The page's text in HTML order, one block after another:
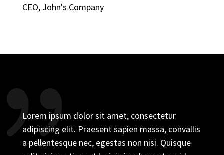
CEO, John's Company
Lorem ipsum dolor sit amet, consectetur
adipiscing elit. Praesent sapien massa, convallis
a pellentesque nec, egestas non nisi. Quisque